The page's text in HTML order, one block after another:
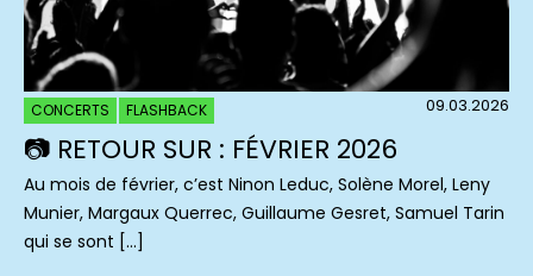
CONCERTS FLASHBACK 09.03.2026
📷 RETOUR SUR : FÉVRIER 2026
Au mois de février, c’est Ninon Leduc, Solène Morel, Leny
Munier, Margaux Querrec, Guillaume Gesret, Samuel Tarin
qui se sont […]